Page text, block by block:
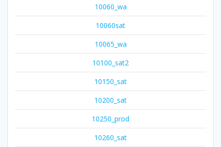
10060_wa
10060sat
10065_wa
10100_sat2
10150_sat
10200_sat
10250_prod
10260_sat